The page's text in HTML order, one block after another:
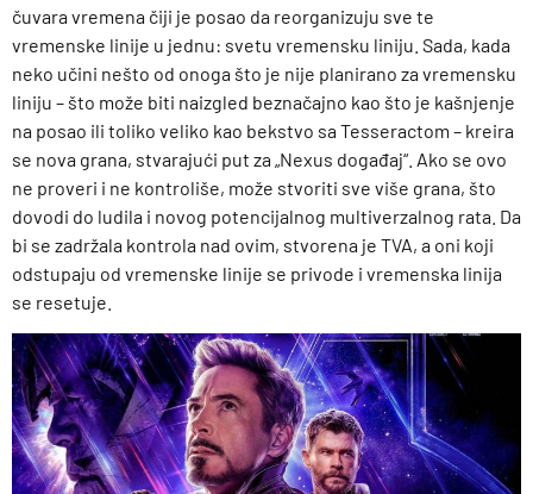
čuvara vremena čiji je posao da reorganizuju sve te
vremenske linije u jednu: svetu vremensku liniju. Sada, kada
neko učini nešto od onoga što je nije planirano za vremensku
liniju – što može biti naizgled beznačajno kao što je kašnjenje
na posao ili toliko veliko kao bekstvo sa Tesseractom – kreira
se nova grana, stvarajući put za „Nexus događaj“. Ako se ovo
ne proveri i ne kontroliše, može stvoriti sve više grana, što
dovodi do ludila i novog potencijalnog multiverzalnog rata. Da
bi se zadržala kontrola nad ovim, stvorena je TVA, a oni koji
odstupaju od vremenske linije se privode i vremenska linija
se resetuje.